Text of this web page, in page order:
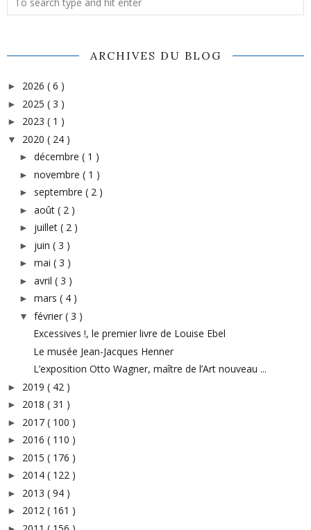
ARCHIVES DU BLOG
► 2026 ( 6 )
► 2025 ( 3 )
► 2023 ( 1 )
▼ 2020 ( 24 )
► décembre ( 1 )
► novembre ( 1 )
► septembre ( 2 )
► août ( 2 )
► juillet ( 2 )
► juin ( 3 )
► mai ( 3 )
► avril ( 3 )
► mars ( 4 )
▼ février ( 3 )
Excessives !, le premier livre de Louise Ebel
Le musée Jean-Jacques Henner
L’exposition Otto Wagner, maître de l’Art nouveau ...
► 2019 ( 42 )
► 2018 ( 31 )
► 2017 ( 100 )
► 2016 ( 110 )
► 2015 ( 176 )
► 2014 ( 122 )
► 2013 ( 94 )
► 2012 ( 161 )